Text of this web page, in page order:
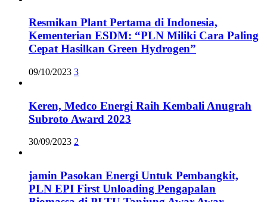
Resmikan Plant Pertama di Indonesia,
Kementerian ESDM: “PLN Miliki Cara Paling
Cepat Hasilkan Green Hydrogen”
09/10/2023 3
Keren, Medco Energi Raih Kembali Anugrah
Subroto Award 2023
30/09/2023 2
jamin Pasokan Energi Untuk Pembangkit,
PLN EPI First Unloading Pengapalan